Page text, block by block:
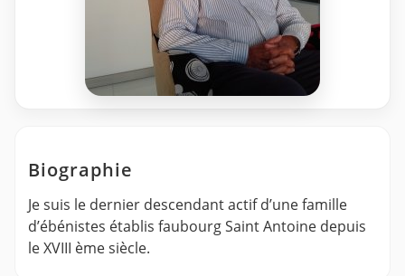
Biographie
Je suis le dernier descendant actif d’une famille
d’ébénistes établis faubourg Saint Antoine depuis
le XVIII ème siècle.